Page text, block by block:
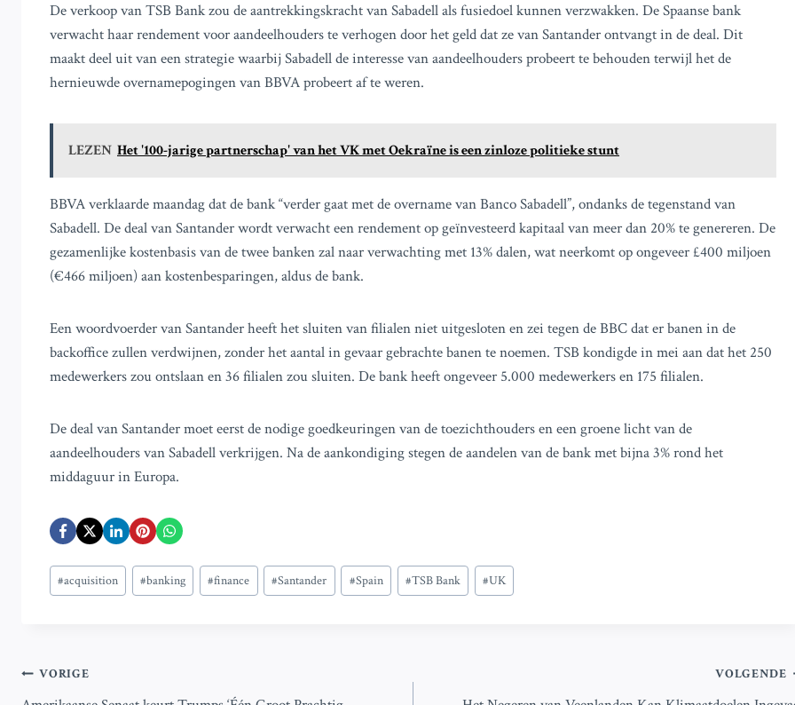
De verkoop van TSB Bank zou de aantrekkingskracht van Sabadell als fusiedoel kunnen verzwakken. De Spaanse bank
verwacht haar rendement voor aandeelhouders te verhogen door het geld dat ze van Santander ontvangt in de deal. Dit
maakt deel uit van een strategie waarbij Sabadell de interesse van aandeelhouders probeert te behouden terwijl het de
hernieuwde overnamepogingen van BBVA probeert af te weren.
LEZEN Het '100-jarige partnerschap' van het VK met Oekraïne is een zinloze politieke stunt
BBVA verklaarde maandag dat de bank “verder gaat met de overname van Banco Sabadell”, ondanks de tegenstand van
Sabadell. De deal van Santander wordt verwacht een rendement op geïnvesteerd kapitaal van meer dan 20% te genereren. De
gezamenlijke kostenbasis van de twee banken zal naar verwachting met 13% dalen, wat neerkomt op ongeveer £400 miljoen
(€466 miljoen) aan kostenbesparingen, aldus de bank.
Een woordvoerder van Santander heeft het sluiten van filialen niet uitgesloten en zei tegen de BBC dat er banen in de
backoffice zullen verdwijnen, zonder het aantal in gevaar gebrachte banen te noemen. TSB kondigde in mei aan dat het 250
medewerkers zou ontslaan en 36 filialen zou sluiten. De bank heeft ongeveer 5.000 medewerkers en 175 filialen.
De deal van Santander moet eerst de nodige goedkeuringen van de toezichthouders en een groene licht van de
aandeelhouders van Sabadell verkrijgen. Na de aankondiging stegen de aandelen van de bank met bijna 3% rond het
middaguur in Europa.
Bericht
tags:
#acquisition #banking #finance #Santander #Spain #TSB Bank #UK
Bericht
VORIGE VOLGENDE